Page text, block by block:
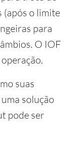
(após o limite
para
O IOF
suas
solução
pode ser